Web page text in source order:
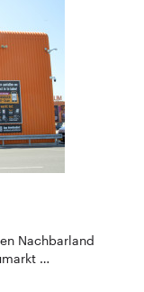
Nachbarland
…